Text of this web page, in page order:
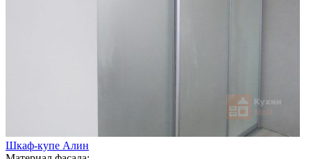
Шкаф-купе Алин